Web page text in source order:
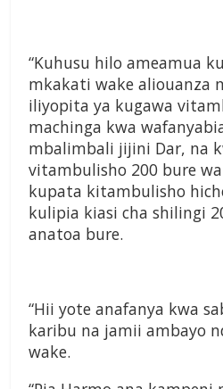
“Kuhusu hilo ameamua
mkakati wake aliouanza
iliyopita ya kugawa
machinga kwa
mbalimbali jijini Dar, na
vitambulisho 200 bure
kupata kitambulisho
kulipia kiasi cha shilingi
anatoa bure.
“Hii yote anafanya kwa
karibu na jamii ambayo
wake.